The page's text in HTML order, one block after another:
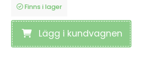
Finns i lager
Lägg i kundvagnen